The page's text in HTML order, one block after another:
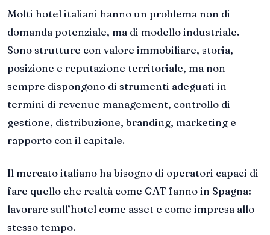
Molti hotel italiani hanno un problema non di
domanda potenziale, ma di modello industriale.
Sono strutture con valore immobiliare, storia,
posizione e reputazione territoriale, ma non
sempre dispongono di strumenti adeguati in
termini di revenue management, controllo di
gestione, distribuzione, branding, marketing e
rapporto con il capitale.
Il mercato italiano ha bisogno di operatori capaci di
fare quello che realtà come GAT fanno in Spagna:
lavorare sull’hotel come asset e come impresa allo
stesso tempo.